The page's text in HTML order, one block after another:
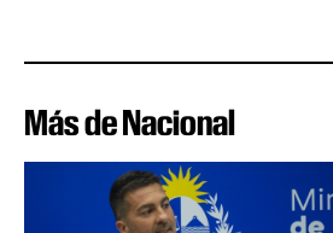
Más de Nacional